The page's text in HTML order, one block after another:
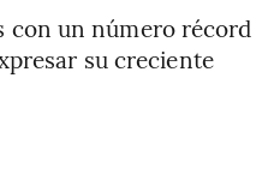
con un número récord
su creciente